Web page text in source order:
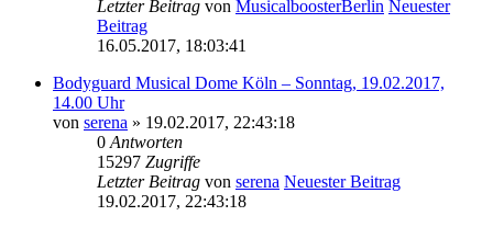
Letzter Beitrag von MusicalboosterBerlin Neuester
Beitrag
16.05.2017, 18:03:41
Bodyguard Musical Dome Köln – Sonntag, 19.02.2017,
14.00 Uhr
von serena » 19.02.2017, 22:43:18
0 Antworten
15297 Zugriffe
Letzter Beitrag von serena Neuester Beitrag
19.02.2017, 22:43:18